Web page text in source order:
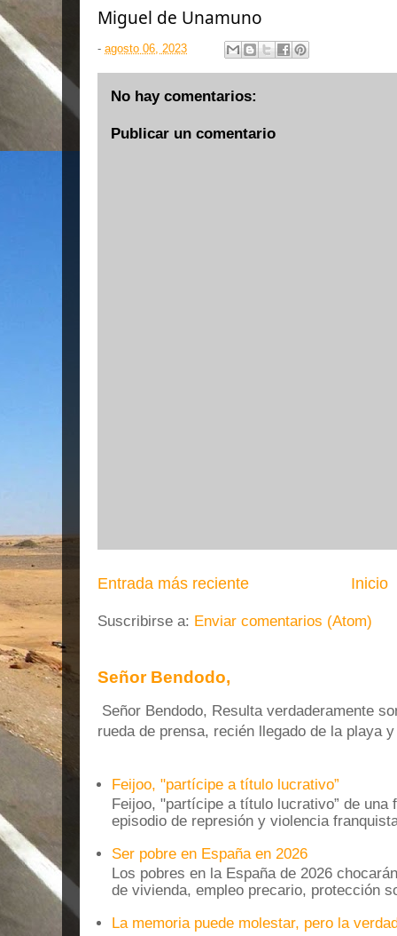
Miguel de Unamuno
- agosto 06, 2023
No hay comentarios:
Publicar un comentario
Entrada más reciente Inicio
Suscribirse a: Enviar comentarios (Atom)
Señor Bendodo,
Señor Bendodo, Resulta verdaderamente
rueda de prensa, recién llegado de la playa
Feijoo, "partícipe a título lucrativo”
Feijoo, "partícipe a título lucrativo” de una
episodio de represión y violencia
Ser pobre en España en 2026
Los pobres en la España de 2026
de vivienda, empleo precario, protección
La memoria puede molestar, pero la